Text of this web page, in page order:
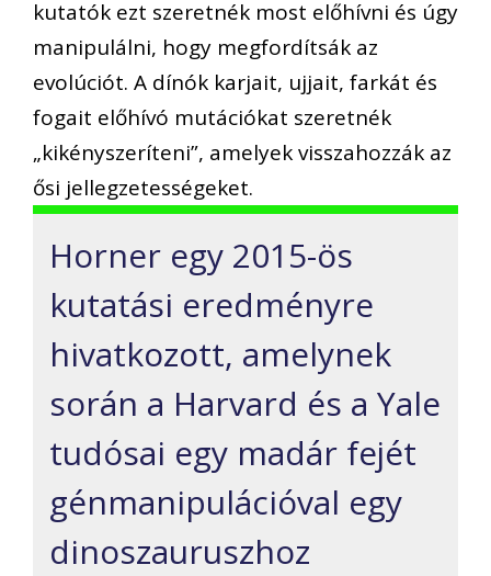
kutatók ezt szeretnék most előhívni és úgy
manipulálni, hogy megfordítsák az
evolúciót. A dínók karjait, ujjait, farkát és
fogait előhívó mutációkat szeretnék
„kikényszeríteni”, amelyek visszahozzák az
ősi jellegzetességeket.
Horner egy 2015-ös
kutatási eredményre
hivatkozott, amelynek
során a Harvard és a Yale
tudósai egy madár fejét
génmanipulációval egy
dinoszauruszhoz